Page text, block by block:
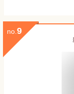
no. 9